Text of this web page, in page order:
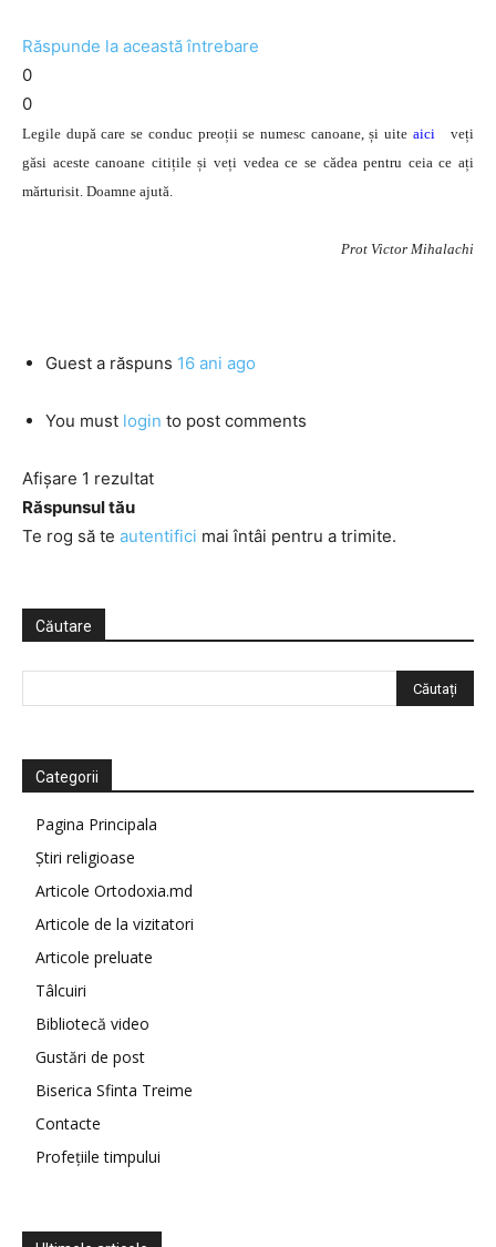
Răspunde la această întrebare
0
0
Legile după care se conduc preoții se numesc canoane, și uite aiciveți
găsi aceste canoane citițile și veți vedea ce se cădea pentru ceia ce ați
mărturisit. Doamne ajută.
Prot Victor Mihalachi
Guest a răspuns 16 ani ago
You must login to post comments
Afișare 1 rezultat
Răspunsul tău
Te rog să te autentifici mai întâi pentru a trimite.
Căutare
Categorii
Pagina Principala
Știri religioase
Articole Ortodoxia.md
Articole de la vizitatori
Articole preluate
Tâlcuiri
Bibliotecă video
Gustări de post
Biserica Sfinta Treime
Contacte
Profețiile timpului